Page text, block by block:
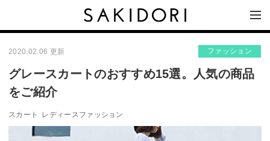
2020.02.06 更新 ファッション
グレースカートのおすすめ15選。人気の商品
をご紹介
スカート レディースファッション